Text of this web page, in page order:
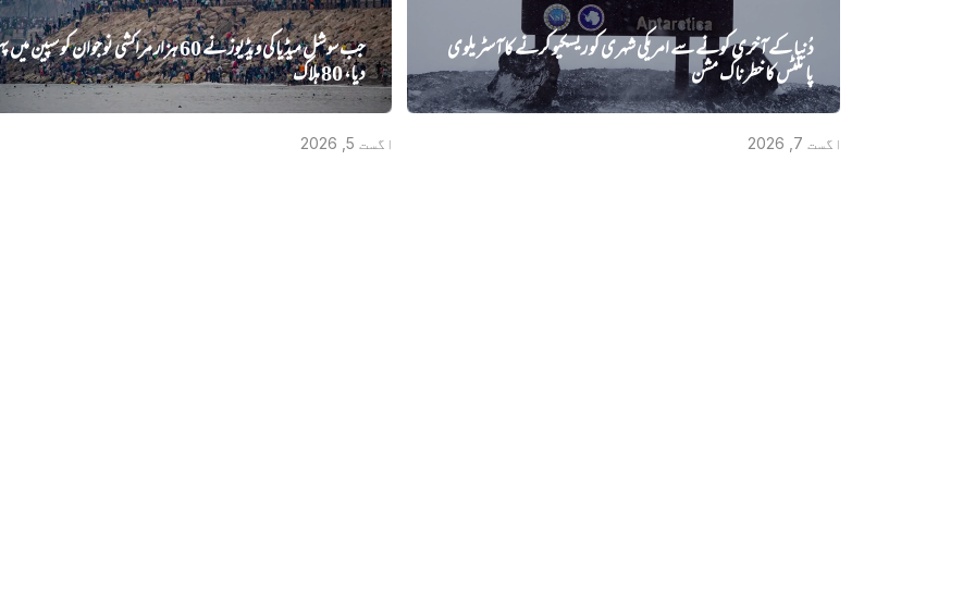
دُنیا کے آخری کونے سے امریکی شہری کو ریسکیو کرنے کا آسٹریلوی
پائلٹس کا خطرناک مشن
اگست 7, 2026
جب سوشل میڈیا کی ویڈیوز نے 60 ہزار مراکشی نوجوان کو سپین
دیا، 80 ہلاک
اگست 5, 2026